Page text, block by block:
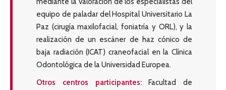
equipo de paladar del Hospital Universitario La
Paz (cirugía maxilofacial, foniatría y ORL), y la
realización de un escáner de haz cónico de
baja radiación (ICAT) craneofacial en la Clínica
Odontológica de la Universidad Europea.
Otros centros participantes:
Facultad de